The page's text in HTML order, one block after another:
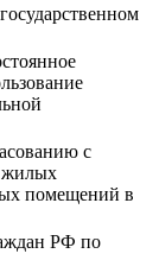
с
жилых
помещений в
РФ по